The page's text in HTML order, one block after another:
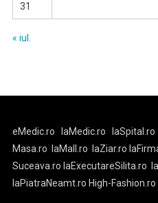
31
« iul.
eMedic.ro laMedic.ro laSpital.ro
Masa.ro
laMall.ro laZiar.ro
Suceava.ro laExecutareSilita.ro
laPiatraNeamt.ro High-Fashion.ro